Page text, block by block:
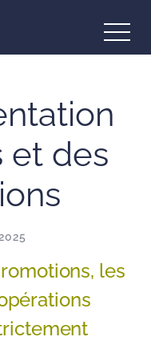
et des
les